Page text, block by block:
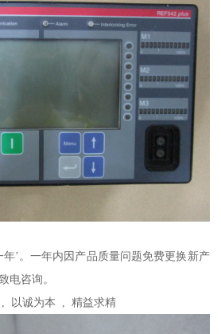
’。一年内因产品质量问题免费更换新产
电咨询。
, 以诚为本 , 精益求精